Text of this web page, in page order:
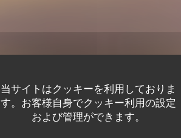
当サイトはクッキーを利用しておりま
す。お客様自身でクッキー利用の設定
および管理ができます。